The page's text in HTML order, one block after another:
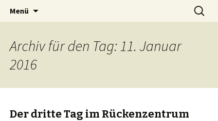
Peter Grau
Menü
Suchen
nach:
Archiv für den Tag: 11. Januar
2016
Der dritte Tag im Rückenzentrum